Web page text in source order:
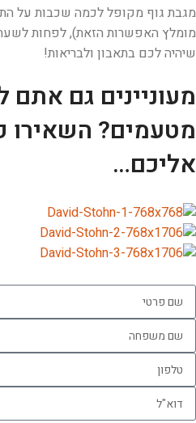
מגבת גוף מקופל לכמה שכבות על
מומלץ האפשרות הזאת), לפחות
שיהיה לכם בתאבון ולבריאות!
מעוניינים גם אתם
מטעמים? השאירו
אליכם…